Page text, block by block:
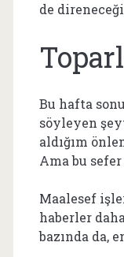
de
Bu hafta
söyleyen
aldığım
Ama bu
Maalesef
haberler
bazında da,